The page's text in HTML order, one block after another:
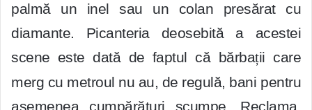
palmă un inel sau un colan presărat cu
diamante. Picanteria deosebită a acestei
scene este dată de faptul că bărbații care
merg cu metroul nu au, de regulă, bani pentru
asemenea cumpărături scumpe. Reclama,